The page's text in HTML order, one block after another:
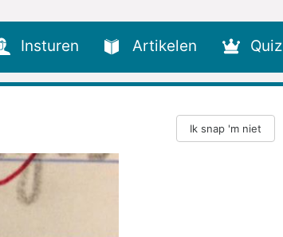
Insturen Artikelen Quiz
Ik snap 'm niet